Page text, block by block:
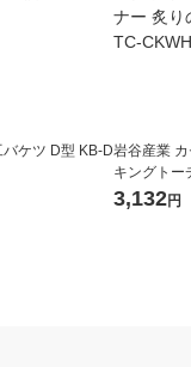
バケツ D型 KB-D岩谷産業
キングトー
の達人II
3,132円